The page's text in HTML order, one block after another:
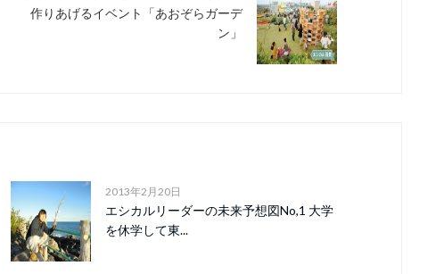
作りあげるイベント「あおぞらガーデ
ン」
2013年2月20日
エシカルリーダーの未来予想図No,1 大学
を休学して東...